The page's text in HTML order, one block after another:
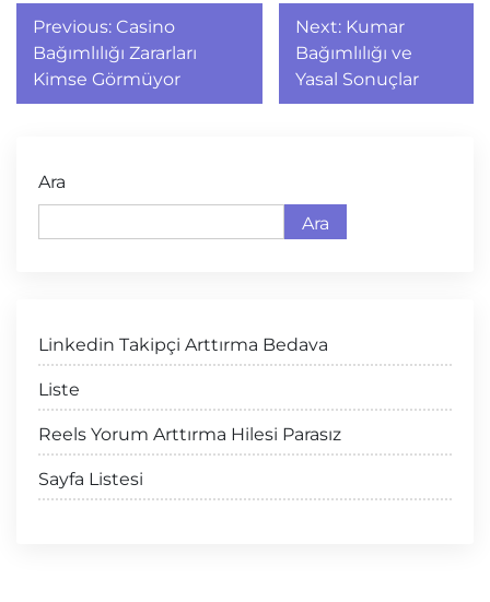
Yazı
gezinmesi
Previous: Casino
Bağımlılığı Zararları
Kimse Görmüyor
Next: Kumar
Bağımlılığı ve
Yasal Sonuçlar
Ara
Ara
Linkedin Takipçi Arttırma Bedava
Liste
Reels Yorum Arttırma Hilesi Parasız
Sayfa Listesi